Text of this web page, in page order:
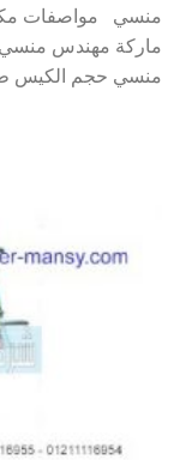
منسي حجم الكيس طول